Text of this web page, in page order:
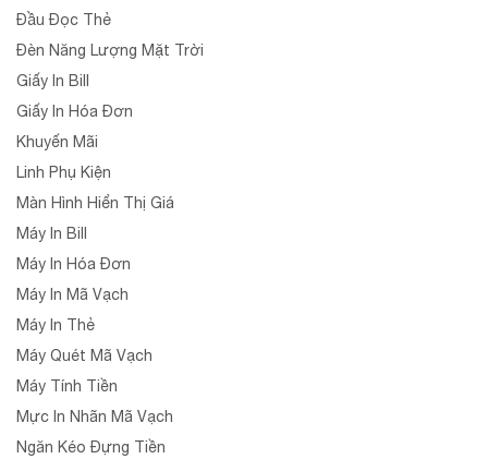
Đầu Đọc Thẻ
Đèn Năng Lượng Mặt Trời
Giấy In Bill
Giấy In Hóa Đơn
Khuyến Mãi
Linh Phụ Kiện
Màn Hình Hiển Thị Giá
Máy In Bill
Máy In Hóa Đơn
Máy In Mã Vạch
Máy In Thẻ
Máy Quét Mã Vạch
Máy Tính Tiền
Mực In Nhãn Mã Vạch
Ngăn Kéo Đựng Tiền